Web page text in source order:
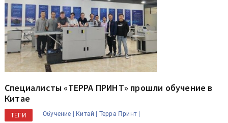
Специалисты «ТЕРРА ПРИНТ» прошли обучение в
Китае
ТЕГИ Обучение | Китай | Терра Принт |